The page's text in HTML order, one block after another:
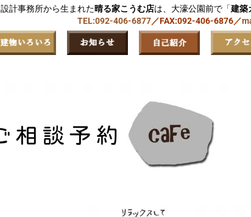
設計事務所から生まれた晴る家こうむ店は、大濠公園前で「建築
TEL:092-406-6877／FAX:092-406-6876／